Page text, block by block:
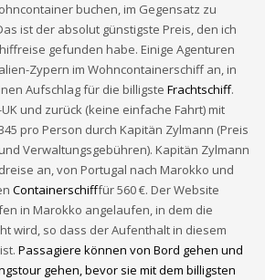
buchen, im Gegensatz zu
ist der absolut günstigste Preis, den ich
gefunden habe. Einige Agenturen
Zypern im Wohncontainerschiff an, in
Aufschlag für die billigste Frachtschiff.
und zurück (keine einfache Fahrt) mit
pro Person durch Kapitän Zylmann (Preis
Verwaltungsgebühren). Kapitän Zylmann
an, von Portugal nach Marokko und
Containerschifffür 560 €. Der Website
in Marokko angelaufen, in dem die
wird, so dass der Aufenthalt in diesem
Passagiere können von Bord gehen und
gehen, bevor sie mit dem billigsten